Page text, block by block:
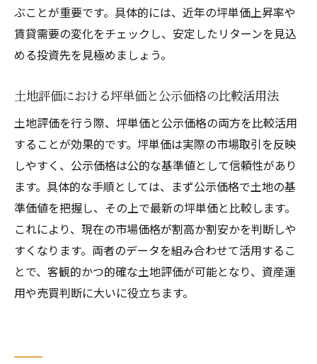
ぶことが重要です。具体的には、近年の坪単価上昇率や
賃貸需要の変化をチェックし、安定したリターンを見込
める投資先を見極めましょう。
土地評価における坪単価と公示価格の比較活用法
土地評価を行う際、坪単価と公示価格の両方を比較活用
することが効果的です。坪単価は実際の市場取引を反映
しやすく、公示価格は公的な基準値として信頼性があり
ます。具体的な手順としては、まず公示価格で土地の基
準価値を把握し、その上で最新の坪単価と比較します。
これにより、現在の市場価格が割高か割安かを判断しや
すくなります。両者のデータを組み合わせて活用するこ
とで、客観的かつ的確な土地評価が可能となり、資産運
用や売買判断に大いに役立ちます。